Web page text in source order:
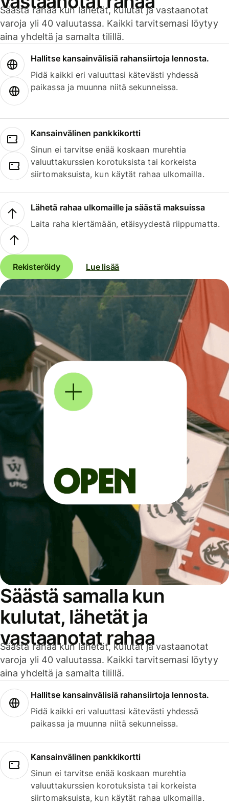
Säästä rahaa kun lähetät, kulutat ja vastaanotat
varoja yli 40 valuutassa. Kaikki tarvitsemasi löytyy
aina yhdeltä ja samalta tilillä.
Hallitse kansainvälisiä rahansiirtoja lennosta.
Pidä kaikki eri valuuttasi kätevästi yhdessä
paikassa ja muunna niitä sekunneissa.
Kansainvälinen pankkikortti
Sinun ei tarvitse enää koskaan murehtia
valuuttakurssien korotuksista tai korkeista
siirtomaksuista, kun käytät rahaa ulkomailla.
Lähetä rahaa ulkomaille ja säästä maksuissa
Laita raha kiertämään, etäisyydestä riippumatta.
Rekisteröidy Lue lisää
Säästä samalla kun
kulutat, lähetät ja
vastaanotat rahaa
Säästä rahaa kun lähetät, kulutat ja vastaanotat
varoja yli 40 valuutassa. Kaikki tarvitsemasi löytyy
aina yhdeltä ja samalta tilillä.
Hallitse kansainvälisiä rahansiirtoja lennosta.
Pidä kaikki eri valuuttasi kätevästi yhdessä
paikassa ja muunna niitä sekunneissa.
Kansainvälinen pankkikortti
Sinun ei tarvitse enää koskaan murehtia
valuuttakurssien korotuksista tai korkeista
siirtomaksuista, kun käytät rahaa ulkomailla.